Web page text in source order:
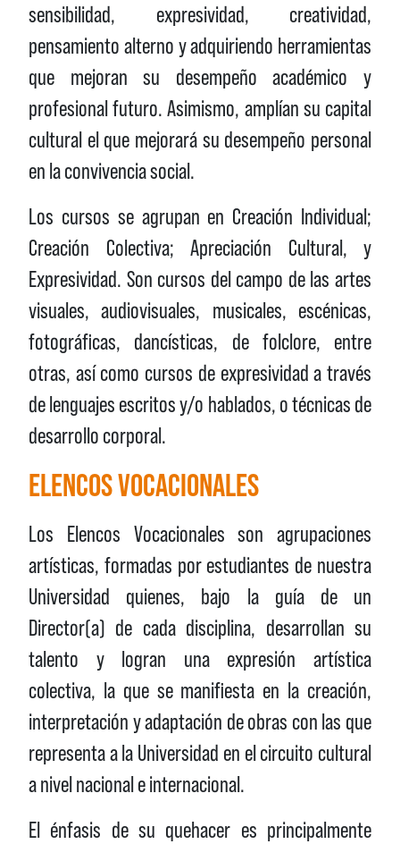
sensibilidad, expresividad, creatividad,
pensamiento alterno y adquiriendo herramientas
que mejoran su desempeño académico y
profesional futuro. Asimismo, amplían su capital
cultural el que mejorará su desempeño personal
en la convivencia social.
Los cursos se agrupan en Creación Individual;
Creación Colectiva; Apreciación Cultural, y
Expresividad. Son cursos del campo de las artes
visuales, audiovisuales, musicales, escénicas,
fotográficas, dancísticas, de folclore, entre
otras, así como cursos de expresividad a través
de lenguajes escritos y/o hablados, o técnicas de
desarrollo corporal.
ELENCOS VOCACIONALES
Los Elencos Vocacionales son agrupaciones
artísticas, formadas por estudiantes de nuestra
Universidad quienes, bajo la guía de un
Director(a) de cada disciplina, desarrollan su
talento y logran una expresión artística
colectiva, la que se manifiesta en la creación,
interpretación y adaptación de obras con las que
representa a la Universidad en el circuito cultural
a nivel nacional e internacional.
El énfasis de su quehacer es principalmente